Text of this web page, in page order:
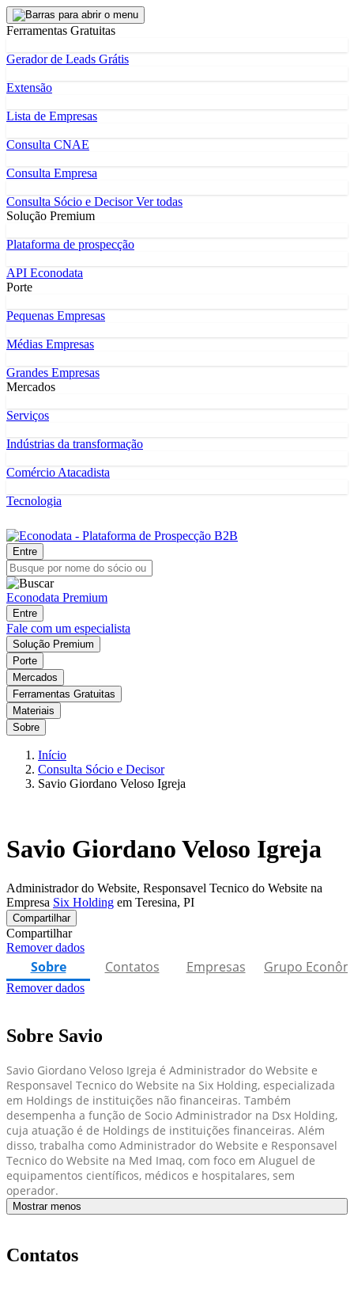
Ferramentas Gratuitas
Gerador de Leads Grátis
Extensão
Lista de Empresas
Consulta CNAE
Consulta Empresa
Consulta Sócio e DecisorVer todas
Solução Premium
Plataforma de prospecção
API Econodata
Porte
Pequenas Empresas
Médias Empresas
Grandes Empresas
Mercados
Serviços
Indústrias da transformação
Comércio Atacadista
Tecnologia
Entre
Econodata Premium
Entre
Fale com um especialista
Solução Premium
Porte
Mercados
Ferramentas Gratuitas
Materiais
Sobre
Início
Consulta Sócio e Decisor
Savio Giordano Veloso Igreja
Savio Giordano Veloso Igreja
Administrador do Website, Responsavel Tecnico do Website na
Empresa Six Holding em Teresina, PI
Compartilhar
Compartilhar
Remover dados
Sobre Contatos Empresas Grupo
Remover dados
Sobre Savio
Savio Giordano Veloso Igreja é Administrador do Website e
Responsavel Tecnico do Website na Six Holding, especializada
em Holdings de instituições não financeiras. Também
desempenha a função de Socio Administrador na Dsx Holding,
cuja atuação é de Holdings de instituições financeiras. Além
disso, trabalha como Administrador do Website e Responsavel
Tecnico do Website na Med Imaq, com foco em Aluguel de
equipamentos científicos, médicos e hospitalares, sem
operador.
Mostrar menos
Contatos